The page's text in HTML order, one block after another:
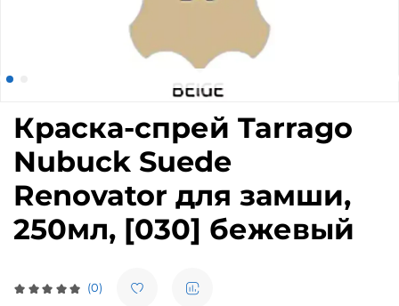
(0)
Краска-спрей Tarrago
Nubuck Suede
Renovator для замши,
250мл, [030] бежевый